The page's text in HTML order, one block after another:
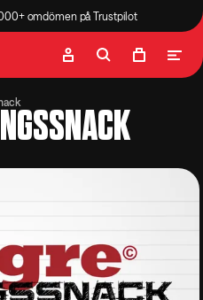
omdömen på Trustpilot